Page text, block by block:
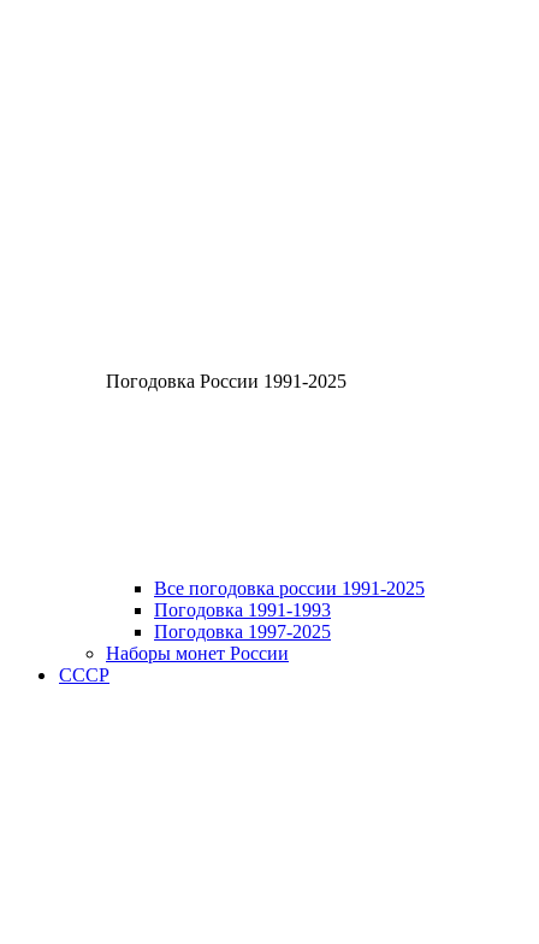
Погодовка России 1991-2025
Все погодовка россии 1991-2025
Погодовка 1991-1993
Погодовка 1997-2025
Наборы монет России
СССР